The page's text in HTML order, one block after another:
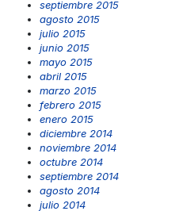
septiembre 2015
agosto 2015
julio 2015
junio 2015
mayo 2015
abril 2015
marzo 2015
febrero 2015
enero 2015
diciembre 2014
noviembre 2014
octubre 2014
septiembre 2014
agosto 2014
julio 2014